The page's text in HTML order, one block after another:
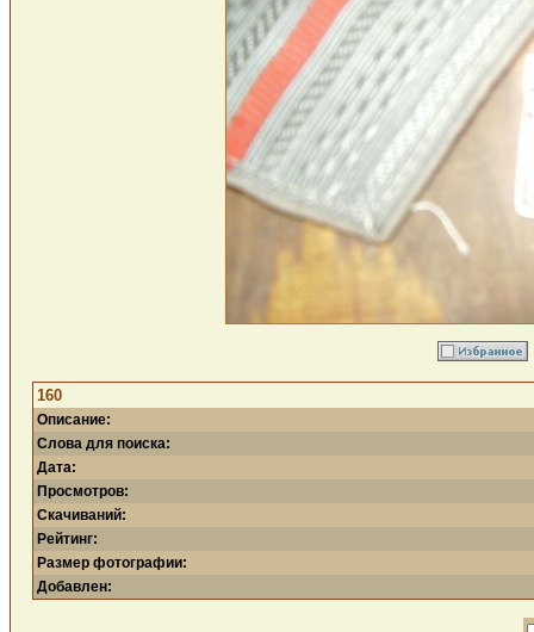
160
Описание:
Слова для поиска:
Дата:
Просмотров:
Скачиваний:
Рейтинг:
Размер фотографии:
Добавлен: